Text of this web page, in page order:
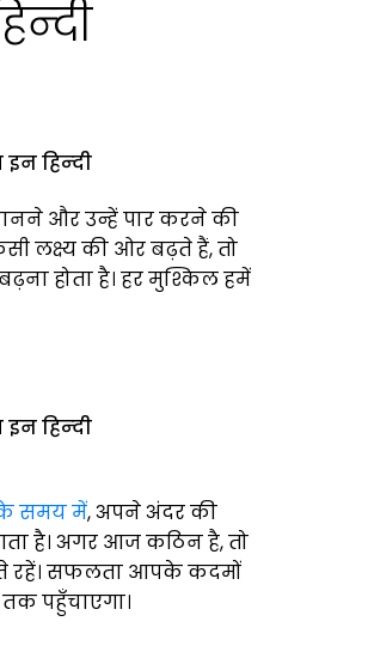
हिन्‍दी
और उन्हें पार करने की
लक्ष्य की ओर बढ़ते हैं, तो
होता है। हर मुश्किल हमें
हिन्‍दी
के समय में, अपने अंदर की
है। अगर आज कठिन है, तो
रहें। सफलता आपके कदमों
पहुँचाएगा।